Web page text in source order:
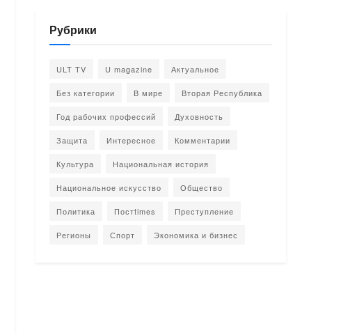
Рубрики
ULT TV U magazine Актуальное
Без категории В мире Вторая Республика
Год рабочих профессий Духовность
Защита Интересное Комментарии
Культура Национальная история
Национальное искусство Общество
Политика Постtimes Преступление
Регионы Спорт Экономика и бизнес